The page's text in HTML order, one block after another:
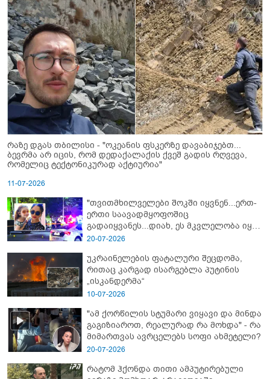
რაზე დგას თბილისი - "ოკეანის ფსკერზე დავაბიჯებთ...
ბევრმა არ იცის, რომ დედაქალაქის ქვეშ გადის რღვევა,
რომელიც ტექტონიკურად აქტიურია"
11-07-2026
"თვითმხილველები შოკში იყვნენ...ერთ-
ერთი საავადმყოფოშიც
გადაიყვანეს...დიახ, ეს მკვლელობა იყო"
- გორში დატრიალებული ტრაგედიის
20-07-2026
უკრაინელების ფატალური შეცდომა,
რითაც კარგად ისარგებლა პუტინის
„ისკანდერმა“
10-07-2026
"ამ ქორწილის სტუმარი ვიყავი და მინდა
გაგიზიაროთ, რეალურად რა მოხდა" - რა
მიმართვას ავრცელებს სოფი ახმეტელი?
20-07-2026
რატომ ჰქონდა თითი ამპუტირებული